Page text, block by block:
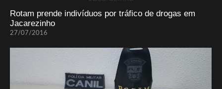
Rotam prende indivíduos por tráfico de drogas em
Jacarezinho
27/07/2016